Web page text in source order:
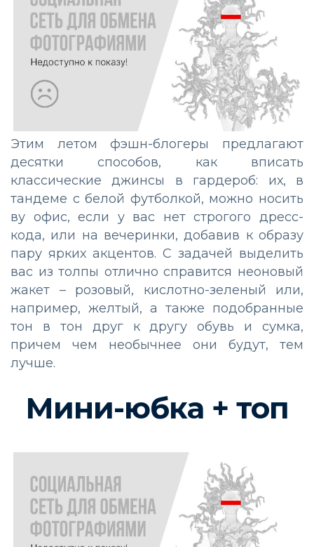
Этим летом фэшн-блогеры предлагают
десятки способов, как вписать
классические джинсы в гардероб: их, в
тандеме с белой футболкой, можно носить
ву офис, если у вас нет строгого дресс-
кода, или на вечеринки, добавив к образу
пару ярких акцентов. С задачей выделить
вас из толпы отлично справится неоновый
жакет – розовый, кислотно-зеленый или,
например, желтый, а также подобранные
тон в тон друг к другу обувь и сумка,
причем чем необычнее они будут, тем
лучше.
Мини-юбка + топ